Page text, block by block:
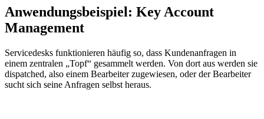
Anwendungsbeispiel: Key Account
Management
Servicedesks funktionieren häufig so, dass Kundenanfragen in
einem zentralen „Topf“ gesammelt werden. Von dort aus werden sie
dispatched, also einem Bearbeiter zugewiesen, oder der Bearbeiter
sucht sich seine Anfragen selbst heraus.